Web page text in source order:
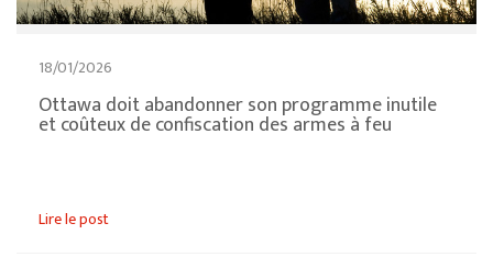
18/01/2026
Ottawa doit abandonner son programme inutile
et coûteux de confiscation des armes à feu
Lire le post